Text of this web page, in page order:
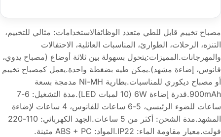
مصباح تخييم قابل للطي متعدد الوظائفالاستخدامات: مثالي للتخييم،
التنزه، الرحلات، الطوارئ، المناسبات العائلية، الاحتفالات
والمهرجانات.المميزات:يتحول بسهولة بين ثلاثة أوضاع (مصباح يدوي،
فانوس، إضاءة مشهد).يمكن طيه بضغطة واحدة.يعمل كمصباح تخييم
أو مصباح ديكوري للمناسبات.بطارية Ni-MH مدمجة بسعة
900mAh.قدرة إضاءة 6W (10 لمبات LED).مدة التشغيل: 6-7
ساعات للضوء الرئيسي، 5-6 ساعات للفانوس، 4 ساعات لإضاءة
المشهد.مدة الشحن: أكثر من 5 ساعات.الجهد الكهربائي: 110-220
فولت.معيار مقاومة الماء: IP22.المواد: ABS + PC متينة.